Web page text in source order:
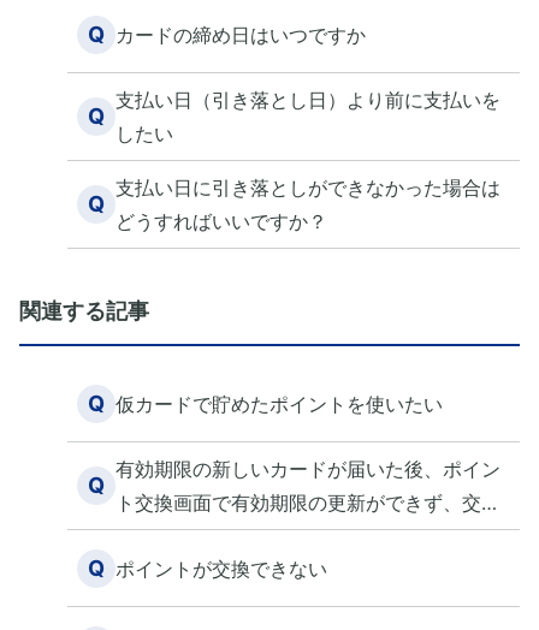
Q カードの締め日はいつですか
Q
支払い日（引き落とし日）より前に支払いを
したい
Q
支払い日に引き落としができなかった場合は
どうすればいいですか？
関連する記事
Q 仮カードで貯めたポイントを使いたい
Q
有効期限の新しいカードが届いた後、ポイン
ト交換画面で有効期限の更新ができず、交換
できません。 どうしたらいいですか？
Q ポイントが交換できない